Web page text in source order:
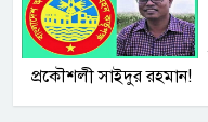
প্রকৌশলী সাইদুর রহমান!